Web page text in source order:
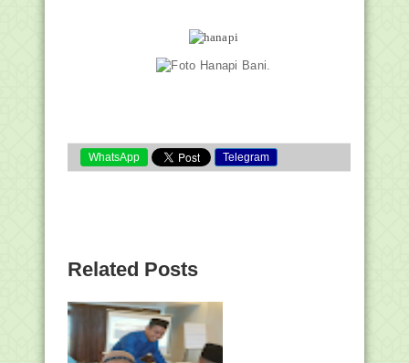
WhatsApp Telegram
Related Posts